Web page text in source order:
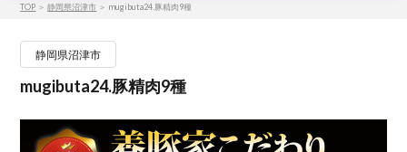
TOP ＞静岡県沼津市 ＞ mugibuta24.豚精肉9種
静岡県沼津市
mugibuta24.豚精肉9種